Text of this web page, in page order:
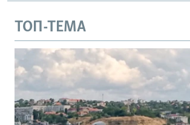
ТОП-ТЕМА